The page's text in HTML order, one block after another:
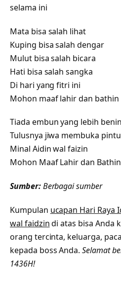
selama ini
Mata bisa salah lihat
Kuping bisa salah dengar
Mulut bisa salah bicara
Hati bisa salah sangka
Di hari yang fitri ini
Mohon maaf lahir dan bathin
Tiada embun yang lebih
Tulusnya jiwa membuka
Minal Aidin wal faizin
Mohon Maaf Lahir dan Bathin
Sumber:Berbagai sumber
Kumpulan ucapan Hari Raya
wal faidzindi atas bisa Anda
orang tercinta, keluarga,
kepada boss Anda.Selamat
1436H!